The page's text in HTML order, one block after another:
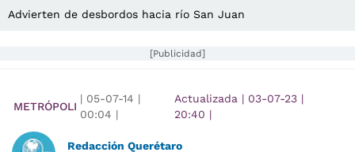
Advierten de desbordos hacia río San Juan
[Publicidad]
METRÓPOLI
| 05-07-14 |
00:04 |
Actualizada | 03-07-23 |
20:40 |
Redacción Querétaro